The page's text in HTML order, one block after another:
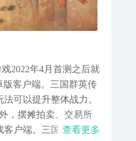
2022年4月首测之后就
版客户端。三国群英传
可以提升整体战力。
，摆摊拍卖、交易所
客户端。三国群英传国
查看更多